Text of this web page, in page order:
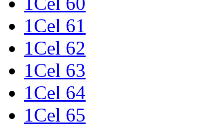
1Cel 61
1Cel 62
1Cel 63
1Cel 64
1Cel 65